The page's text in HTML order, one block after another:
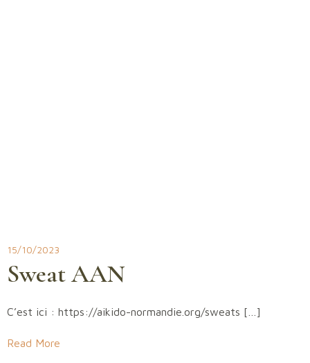
15/10/2023
Sweat AAN
C’est ici : https://aikido-normandie.org/sweats […]
Read More